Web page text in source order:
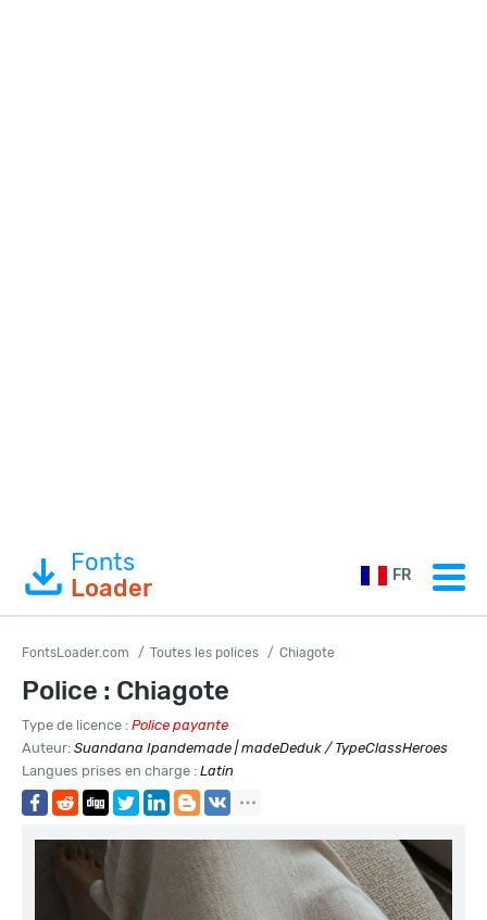
Fonts
Loader
FR
FontsLoader.com Toutes les polices Chiagote
Police : Chiagote
Type de licence : Police payante
Auteur: Suandana Ipandemade | madeDeduk / TypeClassHeroes
Langues prises en charge : Latin